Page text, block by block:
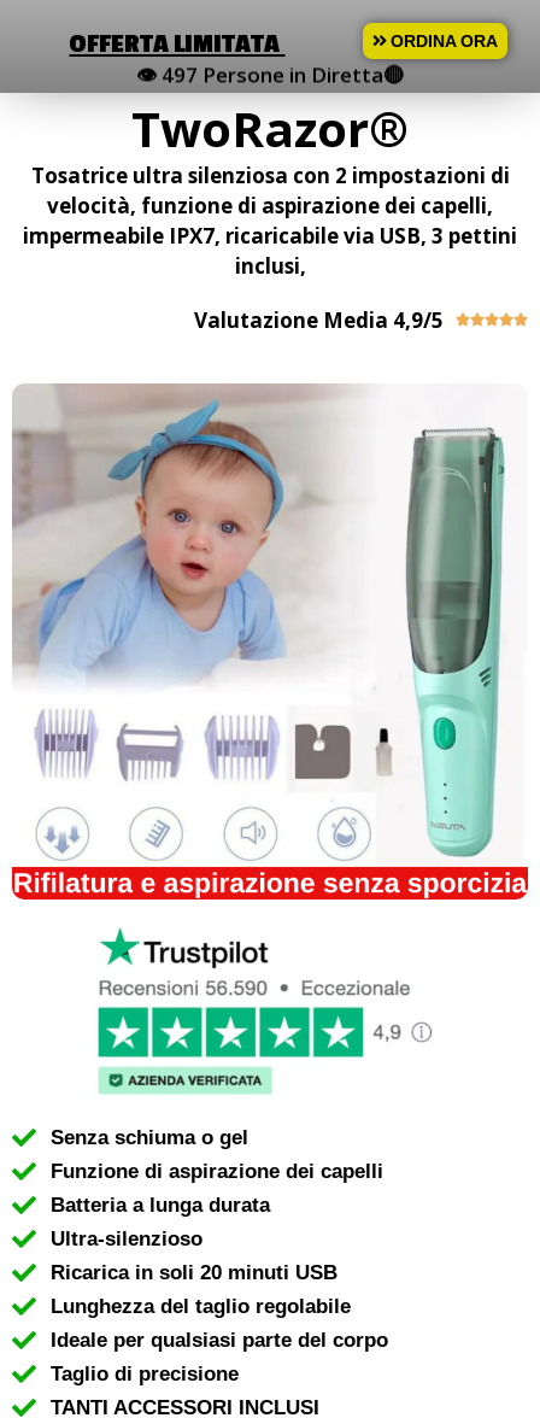
OFFERTA LIMITATA ORDINA ORA
👁 497 Persone in Diretta🔴
TwoRazor®
Tosatrice ultra silenziosa con 2 impostazioni di
velocità, funzione di aspirazione dei capelli,
impermeabile IPX7, ricaricabile via USB, 3 pettini
inclusi,
Valutazione Media 4,9/5

Senza schiuma o gel
Funzione di aspirazione dei capelli
Batteria a lunga durata
Ultra-silenzioso
Ricarica in soli 20 minuti USB
Lunghezza del taglio regolabile
Ideale per qualsiasi parte del corpo
Taglio di precisione
TANTI ACCESSORI INCLUSI